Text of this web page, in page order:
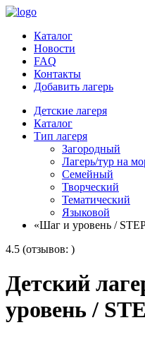
Каталог
Новости
FAQ
Контакты
Добавить лагерь
Детские лагеря
Каталог
Тип лагеря
Загородный
Лагерь/тур на
Семейный
Творческий
Тематический
Языковой
«Шаг и уровень /
4.5 (отзывов: )
Детский
уровень /